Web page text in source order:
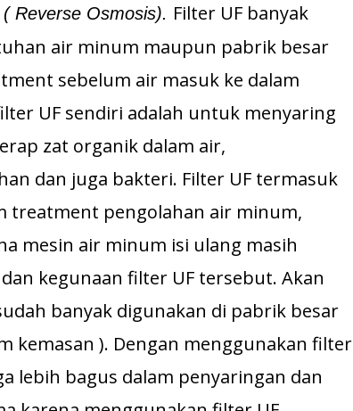
Reverse Osmosis). Filter UF banyak
air minum maupun pabrik besar
sebelum air masuk ke dalam
UF sendiri adalah untuk menyaring
zat organik dalam air,
dan juga bakteri. Filter UF termasuk
treatment pengolahan air minum,
mesin air minum isi ulang masih
kegunaan filter UF tersebut. Akan
banyak digunakan di pabrik besar
kemasan ). Dengan menggunakan filter
lebih bagus dalam penyaringan dan